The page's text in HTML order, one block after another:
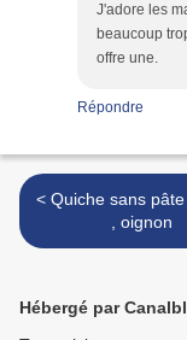
J'adore les
beaucoup
offre une.
Répondre
< Quiche sans pâte jambon
, oignon
Hébergé par